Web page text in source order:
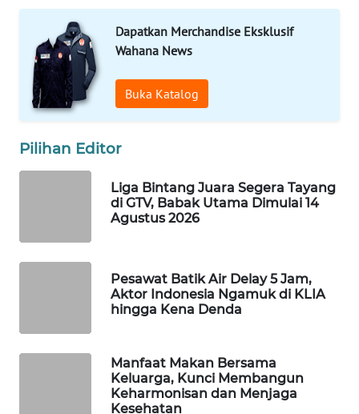
Dapatkan Merchandise Eksklusif
Wahana News
Buka Katalog
Pilihan Editor
Liga Bintang Juara Segera Tayang
di GTV, Babak Utama Dimulai 14
Agustus 2026
Pesawat Batik Air Delay 5 Jam,
Aktor Indonesia Ngamuk di KLIA
hingga Kena Denda
Manfaat Makan Bersama
Keluarga, Kunci Membangun
Keharmonisan dan Menjaga
Kesehatan
NET
WAHANA
SPORT
UMKM